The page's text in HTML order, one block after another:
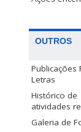
OUTROS
Publicações
Letras
Histórico de
atividades
Galeria de